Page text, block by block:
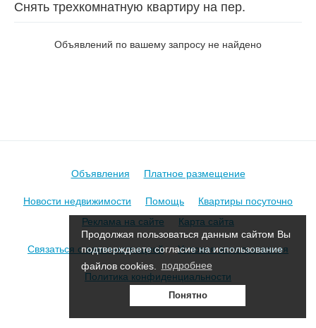
Продолжая пользоваться данным сайтом Вы
подтверждаете согласие на использование
файлов cookies.
подробнее
Понятно
Снять трехкомнатную квартиру на пер.
Объявлений по вашему запросу не найдено
Объявления
Платное размещение
Новости недвижимости
Помощь
Квартиры посуточно
Реклама на сайте
Карта сайта
Связаться с администрацией
Условия использования
Политика конфиденциальности